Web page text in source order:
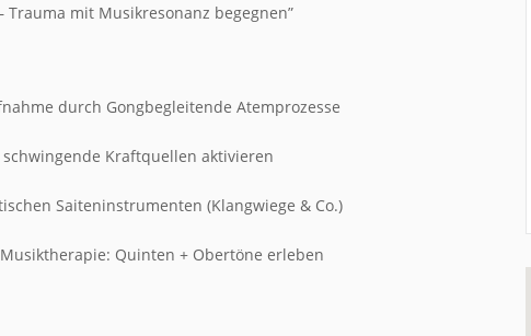
Trauma mit Musikresonanz begegnen”
durch Gongbegleitende Atemprozesse
schwingende Kraftquellen aktivieren
Saiteninstrumenten (Klangwiege & Co.)
Quinten + Obertöne erleben